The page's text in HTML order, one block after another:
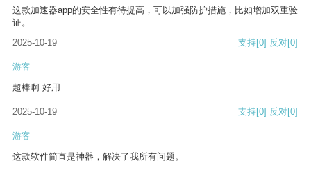
这款加速器app的安全性有待提高，可以加强防护措施，比如增加双重验
证。
2025-10-19
支持[0] 反对[0]
游客
超棒啊 好用
2025-10-19 支持[0] 反对[0]
游客
这款软件简直是神器，解决了我所有问题。